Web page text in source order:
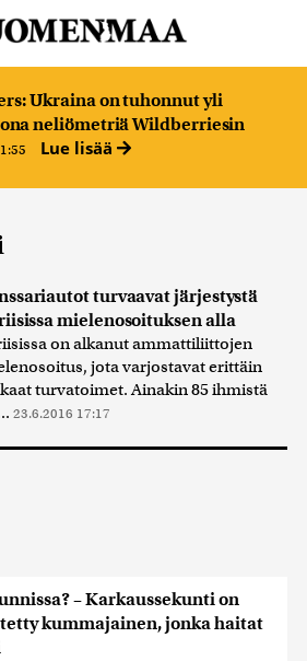
Ukraina on tuhonnut yli
neliömetriä Wildberriesin
Lue lisää
turvaavat järjestystä
mielenosoituksen alla
on alkanut ammattiliittojen
jota varjostavat erittäin
turvatoimet. Ainakin 85 ihmistä
23.6.2016 17:17
– Karkaussekunti on
kummajainen, jonka haitat